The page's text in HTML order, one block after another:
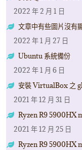
2022 年 2 月 1 日
文章中有些圖片沒有
2022 年 1 月 27 日
Ubuntu 系統備份
2022 年 1 月 6 日
安裝 VirtualBox 之
2021 年 12 月 31 日
Ryzen R9 5900HX
2021 年 12 月 25 日
Ryzen R9 5900HX